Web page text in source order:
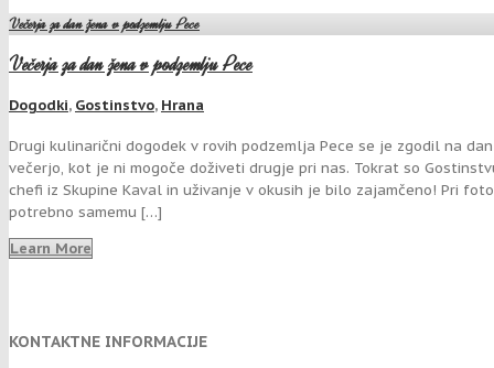
Večerja za dan žena v podzemlju Pece
Večerja za dan žena v podzemlju Pece
Dogodki, Gostinstvo, Hrana
Drugi kulinarični dogodek v rovih podzemlja Pece se je zgodil na
večerjo, kot je ni mogoče doživeti drugje pri nas. Tokrat so
chefi iz Skupine Kaval in uživanje v okusih je bilo zajamčeno! Pri
potrebno samemu […]
Learn More
KONTAKTNE INFORMACIJE